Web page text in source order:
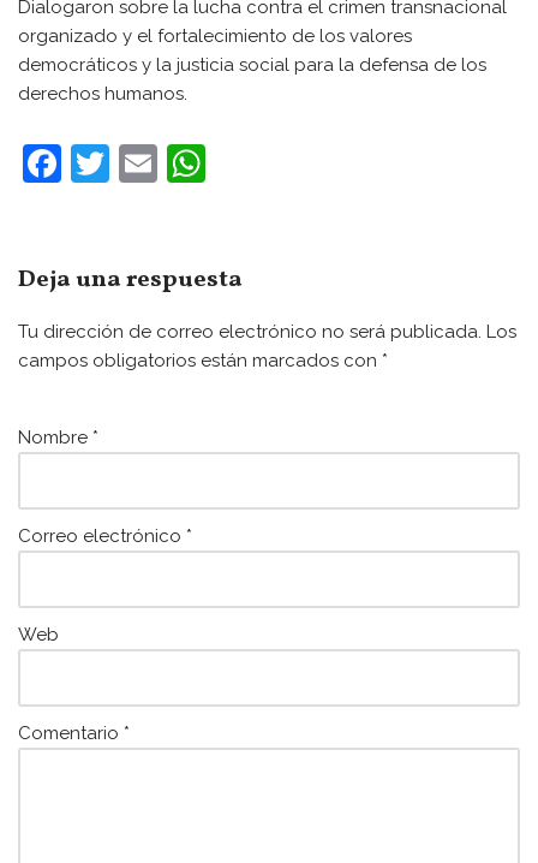
Dialogaron sobre la lucha contra el crimen transnacional
organizado y el fortalecimiento de los valores
democráticos y la justicia social para la defensa de los
derechos humanos.
F
e
b
o
k
T
er
E
l
s
A
p
Deja una respuesta
Tu dirección de correo electrónico no será publicada. Los
campos obligatorios están marcados con *
Nombre *
Correo electrónico *
Web
Comentario *